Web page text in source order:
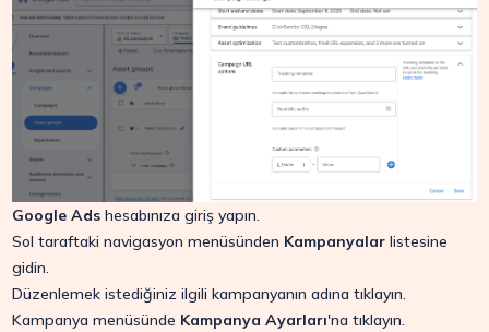
Google Ads hesabınıza giriş yapın.
Sol taraftaki navigasyon menüsünden Kampanyalar listesine
gidin.
Düzenlemek istediğiniz ilgili kampanyanın adına tıklayın.
Kampanya menüsünde Kampanya Ayarları'na tıklayın.